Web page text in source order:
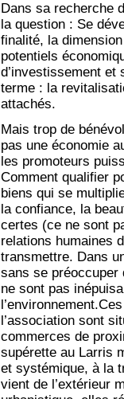
Dans sa recherche
la question : Se
finalité, la
potentiels
d’investissement et
terme : la
attachés.
Mais trop de
pas une économie
les promoteurs
Comment qualifier
biens qui se
la confiance, la
certes (ce ne sont
relations humaines
transmettre. Dans
sans se préoccuper
ne sont pas
l’association sont
commerces de
supérette au Larris
et systémique, à la
vient de l’extérieur